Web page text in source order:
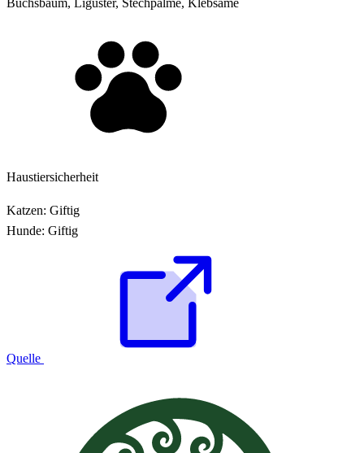
Buchsbaum, Liguster, Stechpalme, Klebsame
Haustiersicherheit
Katzen: Giftig
Hunde: Giftig
Quelle